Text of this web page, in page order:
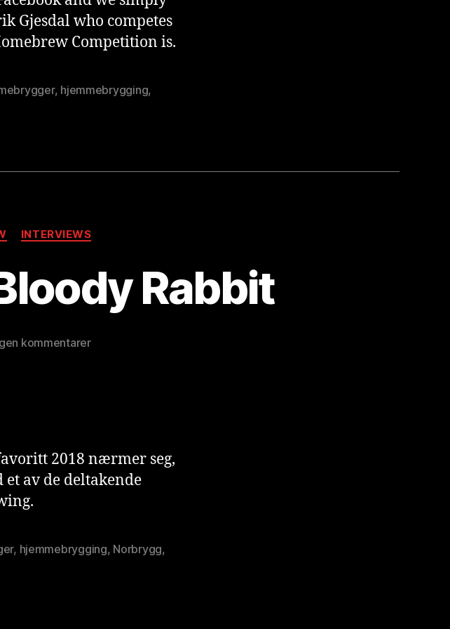
Gjesdal who competes
Competition is.
, hjemmebrygging,
INTERVIEWS
Rabbit
Innleggsforfatter
r
e
lu
kommentarertil
2018 nærmer seg,
av de deltakende
, hjemmebrygging, Norbrygg,